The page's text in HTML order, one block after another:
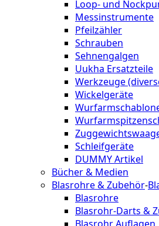
Loop- und
Messinstrumente
Pfeilzähler
Schrauben
Sehnengalgen
Uukha Ersatzteile
Werkzeuge
Wickelgeräte
Schleifgeräte
DUMMY Artikel
Bücher & Medien
Blasrohre & Zubehör-
Blasrohre
Blasrohr-Darts &